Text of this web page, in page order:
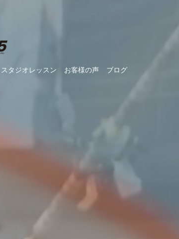
スタジオレッスン お客様の声 ブログ